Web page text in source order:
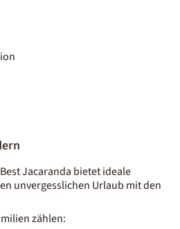
Jacaranda bietet ideale
unvergesslichen Urlaub mit den
zählen: